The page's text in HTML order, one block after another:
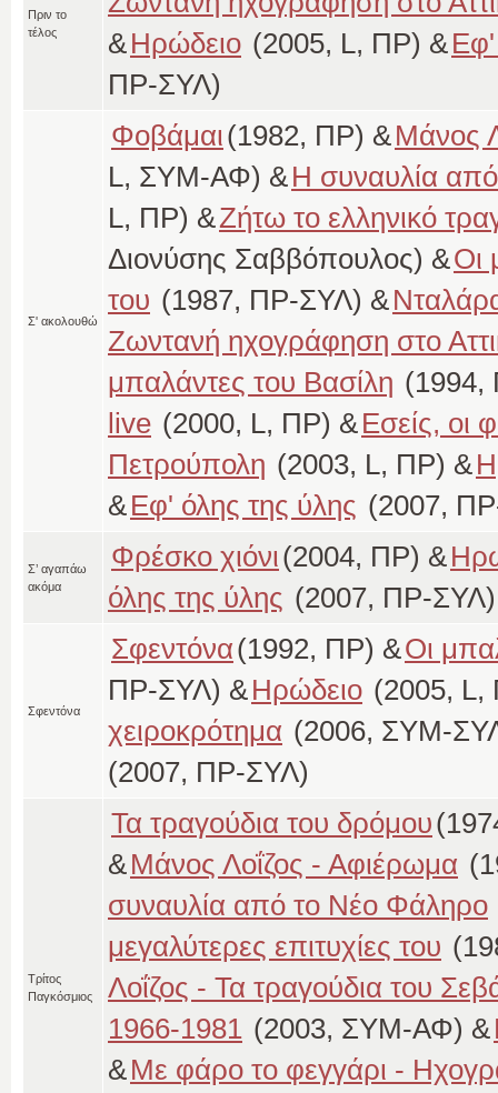
Πριν το
τέλος
&Ηρώδειο (2005, L, ΠΡ) &Εφ'
ΠΡ-ΣΥΛ)
Σ' ακολουθώ
Φοβάμαι(1982, ΠΡ) &Μάνος
L, ΣΥΜ-ΑΦ) &Η συναυλία
L, ΠΡ) &Ζήτω το ελληνικό
Διονύσης Σαββόπουλος) &Οι
του (1987, ΠΡ-ΣΥΛ) &
Ζωντανή ηχογράφηση στο
μπαλάντες του Βασίλη
live (2000, L, ΠΡ) &Εσείς, οι
Πετρούπολη (2003, L, ΠΡ) &
&Εφ' όλης της ύλης (2007,
Σ’ αγαπάω
ακόμα
Φρέσκο χιόνι(2004, ΠΡ) &
όλης της ύλης (2007, ΠΡ-ΣΥΛ)
Σφεντόνα
Σφεντόνα(1992, ΠΡ) &Οι
ΠΡ-ΣΥΛ) &Ηρώδειο (2005,
χειροκρότημα (2006, ΣΥΜ-
(2007, ΠΡ-ΣΥΛ)
Τρίτος
Παγκόσμιος
Τα τραγούδια του δρόμου
&Μάνος Λοΐζος - Αφιέρωμα
συναυλία από το Νέο Φάληρο
μεγαλύτερες επιτυχίες του
Λοΐζος - Τα τραγούδια του
1966-1981 (2003, ΣΥΜ-ΑΦ) &
&Με φάρο το φεγγάρι -